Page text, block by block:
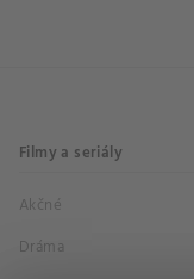
Filmy a seriály
Akčné
Dráma